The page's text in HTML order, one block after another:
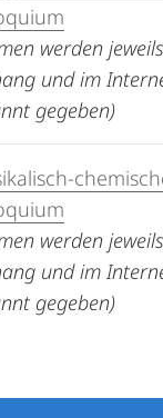
werden
und im
gegeben)
werden
und im
gegeben)